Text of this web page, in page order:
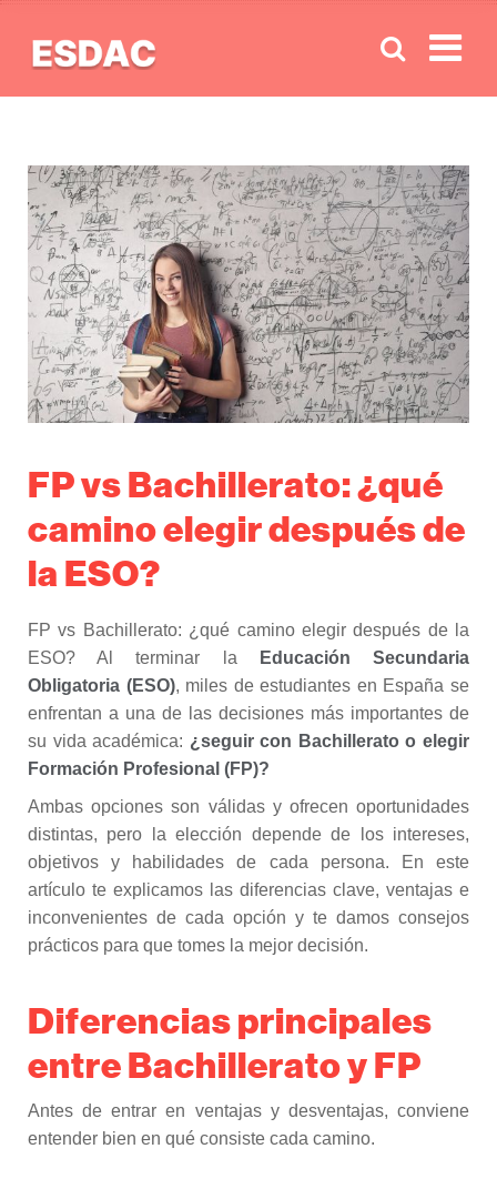
FP vs Bachillerato: ¿qué
camino elegir después de
la ESO?
FP vs Bachillerato: ¿qué camino elegir después de la
ESO? Al terminar la
Educación Secundaria
Obligatoria (ESO), miles de estudiantes en España se
enfrentan a una de las decisiones más importantes de
su vida académica: ¿seguir con Bachillerato o elegir
Formación Profesional (FP)?
Ambas opciones son válidas y ofrecen oportunidades
distintas, pero la elección depende de los intereses,
objetivos y habilidades de cada persona. En este
artículo te explicamos las diferencias clave, ventajas e
inconvenientes de cada opción y te damos consejos
prácticos para que tomes la mejor decisión.
Diferencias principales
entre Bachillerato y FP
Antes de entrar en ventajas y desventajas, conviene
entender bien en qué consiste cada camino.